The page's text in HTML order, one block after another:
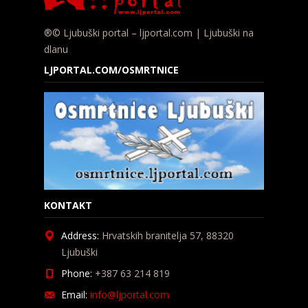
®© Ljubuški portal – ljportal.com | Ljubuški na
dlanu
LJPORTAL.COM/OSMRTNICE
KONTAKT
Address: Hrvatskih branitelja 57, 88320
Ljubuški
Phone: +387 63 214 819
Email: info@ljportal.com